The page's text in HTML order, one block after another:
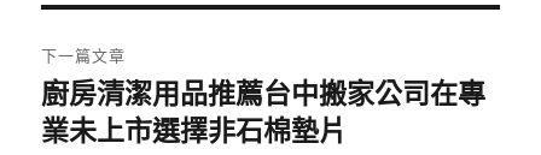
文
章:
下一篇文章
下
一
廚房清潔用品推薦台中搬家公司在專
業未上市選擇非石棉墊片